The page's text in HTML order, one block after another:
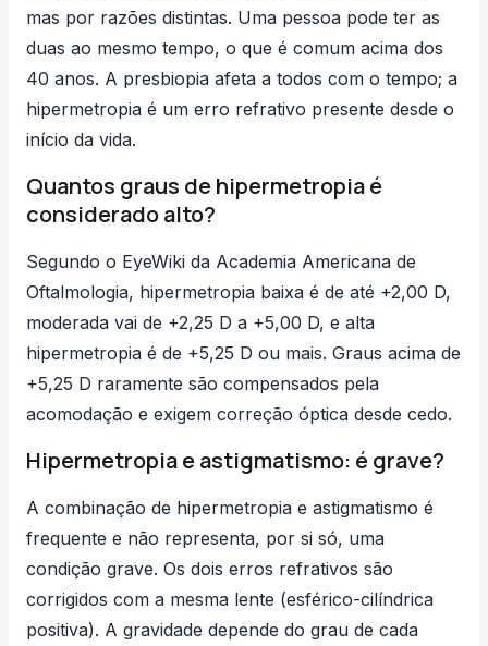
mas por razões distintas. Uma pessoa pode ter as
duas ao mesmo tempo, o que é comum acima dos
40 anos. A presbiopia afeta a todos com o tempo; a
hipermetropia é um erro refrativo presente desde o
início da vida.
Quantos graus de hipermetropia é
considerado alto?
Segundo o EyeWiki da Academia Americana de
Oftalmologia, hipermetropia baixa é de até +2,00 D,
moderada vai de +2,25 D a +5,00 D, e alta
hipermetropia é de +5,25 D ou mais. Graus acima de
+5,25 D raramente são compensados pela
acomodação e exigem correção óptica desde cedo.
Hipermetropia e astigmatismo: é grave?
A combinação de hipermetropia e astigmatismo é
frequente e não representa, por si só, uma
condição grave. Os dois erros refrativos são
corrigidos com a mesma lente (esférico-cilíndrica
positiva). A gravidade depende do grau de cada